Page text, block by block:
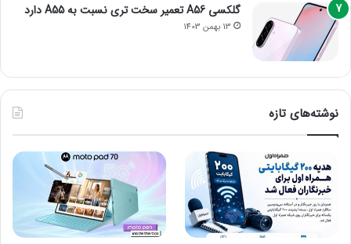
گلکسی A56 تعمیر سخت تری نسبت به A55 دارد
13 بهمن 1403
نوشته‌های تازه